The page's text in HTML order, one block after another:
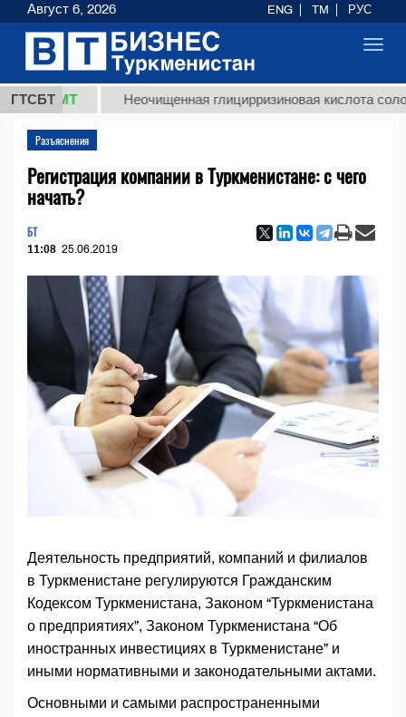
ГТСБТ
ТМТ Неочищенная глицирризиновая кислота
Разъяснения
Регистрация компании в Туркменистане: с чего
начать?
БТ
11:08 25.06.2019
Деятельность предприятий, компаний и филиалов
в Туркменистане регулируются Гражданским
Кодексом Туркменистана, Законом “Туркменистана
о предприятиях”, Законом Туркменистана “Об
иностранных инвестициях в Туркменистане” и
иными нормативными и законодательными актами.
Основными и самыми распространенными
Август 6, 2026 ENG TM РУС